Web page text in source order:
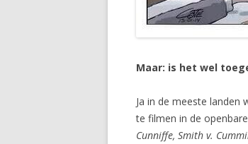
Maar: is het wel
Ja in de meeste
te filmen in de
Cunniffe, Smith v.